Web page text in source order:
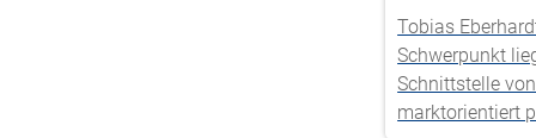
Tobias
Schwerpunkt
Schnittstelle
marktorientiert